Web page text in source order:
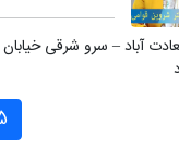
آباد – سرو شرقی